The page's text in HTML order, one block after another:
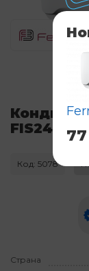
FIS24F2/
Код: 5078
Страна